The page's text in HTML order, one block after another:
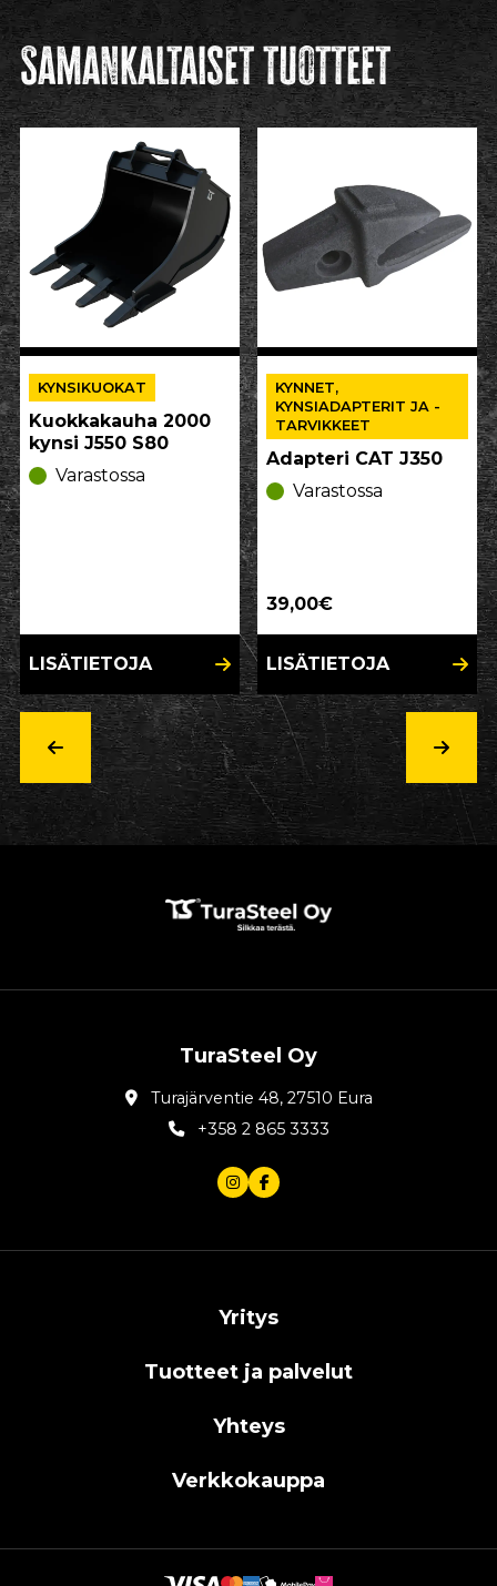
Samankaltaiset tuotteet
Kuokkakauha 2000
kynsi J550 S80
KYNSIKUOKAT
Varastossa
LISÄTIETOJA
Adapteri CAT J350
KYNNET,
KYNSIADAPTERIT JA -
TARVIKKEET
Varastossa
39,00€
LISÄTIETOJA
TuraSteel Oy
Turajärventie 48, 27510 Eura
+358 2 865 3333
Yritys
Tuotteet ja palvelut
Yhteys
Verkkokauppa